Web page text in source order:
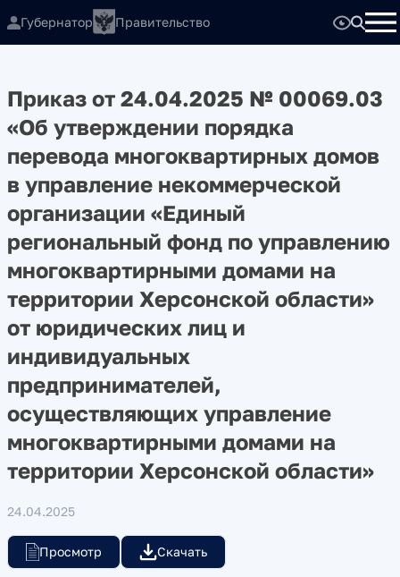
Губернатор Правительство
Приказ от 24.04.2025 № 00069.03
«Об утверждении порядка
перевода многоквартирных домов
в управление некоммерческой
организации «Единый
региональный фонд по управлению
многоквартирными домами на
территории Херсонской области»
от юридических лиц и
индивидуальных
предпринимателей,
осуществляющих управление
многоквартирными домами на
территории Херсонской области»
24.04.2025
Просмотр Скачать